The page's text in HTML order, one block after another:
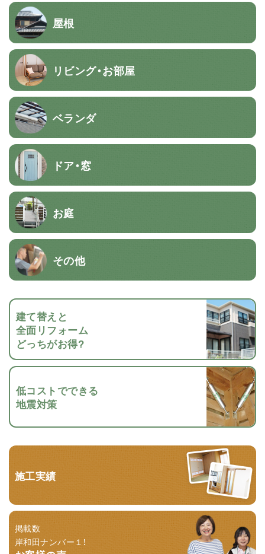
屋根
リビング・お部屋
ベランダ
ドア・窓
お庭
その他
建て替えと
全面リフォーム
どっちがお得?
低コストでできる
地震対策
施工実績
掲載数
岸和田ナンバー１！